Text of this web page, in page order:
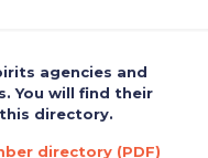
agencies and
You will find their
directory.
directory (PDF)